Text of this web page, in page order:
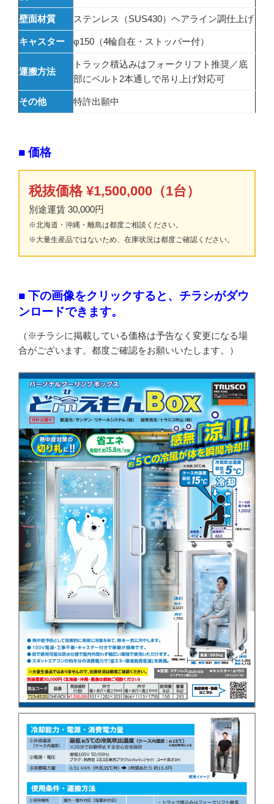
壁面材質 ステンレス（SUS430）ヘアライン調仕上げ
キャスター φ150（4輪自在・ストッパー付）
運搬方法
トラック積込みはフォークリフト推奨／底
部にベルト2本通しで吊り上げ対応可
その他 特許出願中
■ 価格
税抜価格 ¥1,500,000（1台）
別途運賃 30,000円
※北海道・沖縄・離島は都度ご相談ください。
※大量生産品ではないため、在庫状況は都度ご確認ください。
■ 下の画像をクリックすると、チラシがダウ
ンロードできます。
（※チラシに掲載している価格は予告なく変更になる場
合がございます。都度ご確認をお願いいたします。）